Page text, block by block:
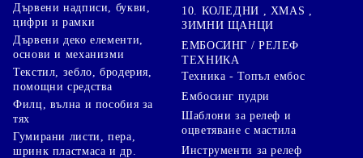
Дървени надписи, букви,
цифри и рамки
Дървени деко елементи,
основи и механизми
Текстил, зебло, бродерия,
помощни средства
Филц, вълна и пособия за
тях
Гумирани листи, пера,
шринк пластмаса и др.
10. КОЛЕДНИ , XMAS ,
ЗИМНИ ЩАНЦИ
ЕМБОСИНГ / РЕЛЕФ
ТЕХНИКА
Техника - Топъл ембос
Ембосинг пудри
Шаблони за релеф и
оцветяване с мастила
Инструменти за релеф